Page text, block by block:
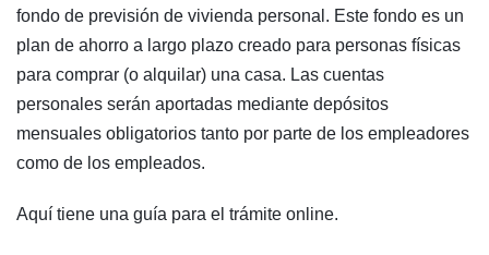
fondo de previsión de vivienda personal. Este fondo es un
plan de ahorro a largo plazo creado para personas físicas
para comprar (o alquilar) una casa. Las cuentas
personales serán aportadas mediante depósitos
mensuales obligatorios tanto por parte de los empleadores
como de los empleados.
Aquí tiene una guía para el trámite online.